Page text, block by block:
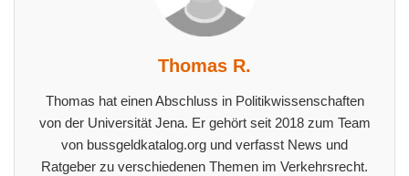
Thomas R.
Thomas hat einen Abschluss in Politikwissenschaften
von der Universität Jena. Er gehört seit 2018 zum Team
von bussgeldkatalog.org und verfasst News und
Ratgeber zu verschiedenen Themen im Verkehrsrecht.